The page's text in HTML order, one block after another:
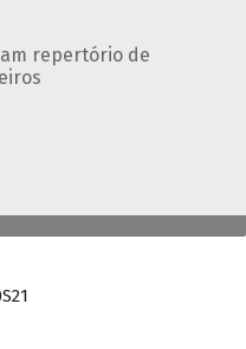
repertório de